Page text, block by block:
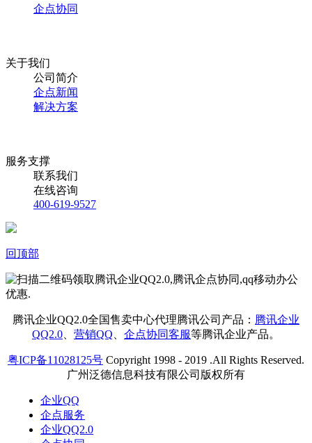
企点协同
关于我们
公司简介
企点新闻
解决方案
服务支撑
联系我们
在线咨询
400-619-9527
回顶部
腾讯企业QQ2.0全国售卖中心代理腾讯公司产品： 腾讯企业
QQ2.0
营销QQ 企点协同客服等腾讯企业产品。
粤ICP备11028125号 Copyright 1998 - 2019 .All Rights Reserved.
广州泛德信息科技有限公司版权所有
企业QQ
企点服务
企业QQ2.0